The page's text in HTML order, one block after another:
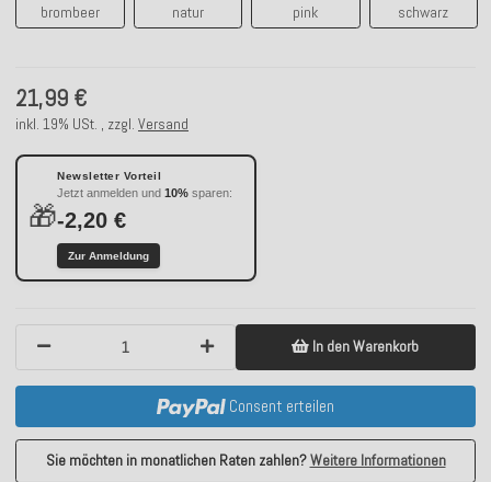
brombeer natur pink schwarz
21,99 €
inkl. 19% USt. , zzgl. Versand
🎁
Newsletter Vorteil
Jetzt anmelden und 10% sparen:
-2,20 €
Zur Anmeldung
In den Warenkorb
Consent erteilen
Sie möchten in monatlichen Raten zahlen?Weitere Informationen